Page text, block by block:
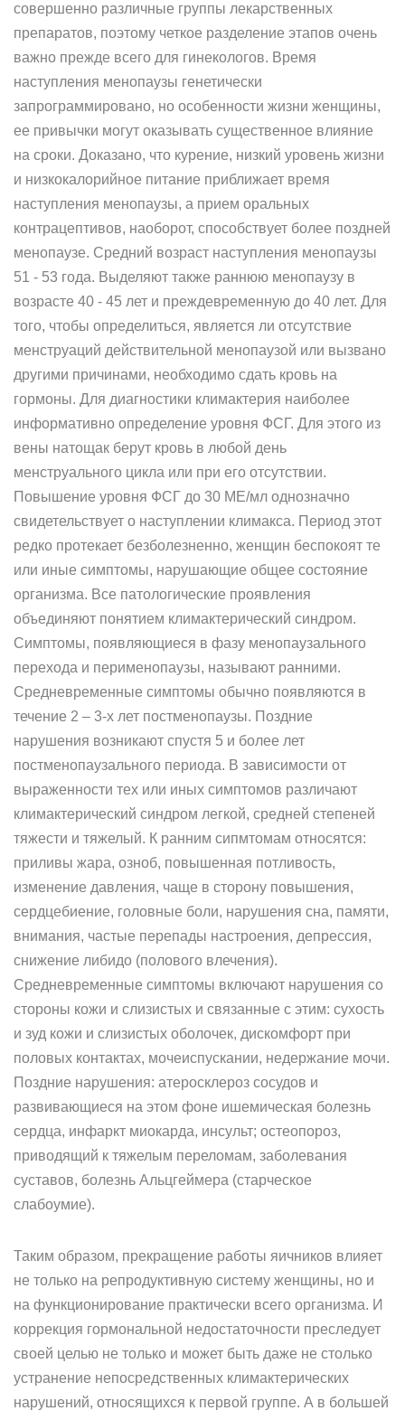
совершенно различные группы лекарственных
препаратов, поэтому четкое разделение этапов очень
важно прежде всего для гинекологов. Время
наступления менопаузы генетически
запрограммировано, но особенности жизни женщины,
ее привычки могут оказывать существенное влияние
на сроки. Доказано, что курение, низкий уровень жизни
и низкокалорийное питание приближает время
наступления менопаузы, а прием оральных
контрацептивов, наоборот, способствует более поздней
менопаузе. Средний возраст наступления менопаузы
51 - 53 года. Выделяют также раннюю менопаузу в
возрасте 40 - 45 лет и преждевременную до 40 лет. Для
того, чтобы определиться, является ли отсутствие
менструаций действительной менопаузой или вызвано
другими причинами, необходимо сдать кровь на
гормоны. Для диагностики климактерия наиболее
информативно определение уровня ФСГ. Для этого из
вены натощак берут кровь в любой день
менструального цикла или при его отсутствии.
Повышение уровня ФСГ до 30 МЕ/мл однозначно
свидетельствует о наступлении климакса. Период этот
редко протекает безболезненно, женщин беспокоят те
или иные симптомы, нарушающие общее состояние
организма. Все патологические проявления
объединяют понятием климактерический синдром.
Симптомы, появляющиеся в фазу менопаузального
перехода и перименопаузы, называют ранними.
Средневременные симптомы обычно появляются в
течение 2 – 3-х лет постменопаузы. Поздние
нарушения возникают спустя 5 и более лет
постменопаузального периода. В зависимости от
выраженности тех или иных симптомов различают
климактерический синдром легкой, средней степеней
тяжести и тяжелый. К ранним сипмтомам относятся:
приливы жара, озноб, повышенная потливость,
изменение давления, чаще в сторону повышения,
сердцебиение, головные боли, нарушения сна, памяти,
внимания, частые перепады настроения, депрессия,
снижение либидо (полового влечения).
Средневременные симптомы включают нарушения со
стороны кожи и слизистых и связанные с этим: сухость
и зуд кожи и слизистых оболочек, дискомфорт при
половых контактах, мочеиспускании, недержание мочи.
Поздние нарушения: атеросклероз сосудов и
развивающиеся на этом фоне ишемическая болезнь
сердца, инфаркт миокарда, инсульт; остеопороз,
приводящий к тяжелым переломам, заболевания
суставов, болезнь Альцгеймера (старческое
слабоумие).
Таким образом, прекращение работы яичников влияет
не только на репродуктивную систему женщины, но и
на функционирование практически всего организма. И
коррекция гормональной недостаточности преследует
своей целью не только и может быть даже не столько
устранение непосредственных климактерических
нарушений, относящихся к первой группе. А в большей